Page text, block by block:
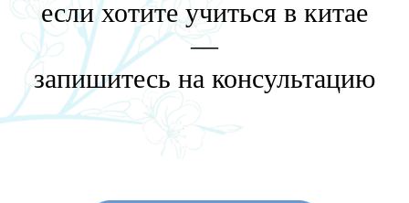
если хотите учиться в китае
—
запишитесь на консультацию